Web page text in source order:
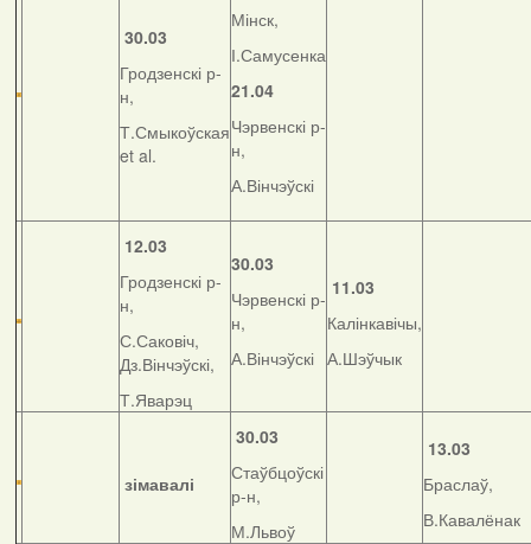
30.03
Гродзенскі р-
н,
Т.Смыкоўская
et al.
Мінск,
І.Самусенка
21.04
Чэрвенскі р-
н,
А.Вінчэўскі
12.03
Гродзенскі р-
н,
С.Саковіч,
Дз.Вінчэўскі,
Т.Яварэц
30.03
Чэрвенскі р-
н,
А.Вінчэўскі
11.03
Калінкавічы,
А.Шэўчык
зімавалі
30.03
Стаўбцоўскі
р-н,
М.Львоў
13.03
Браслаў,
В.Кавалёнак